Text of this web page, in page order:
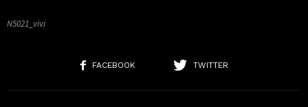
N5021_vivi
FACEBOOK TWITTER